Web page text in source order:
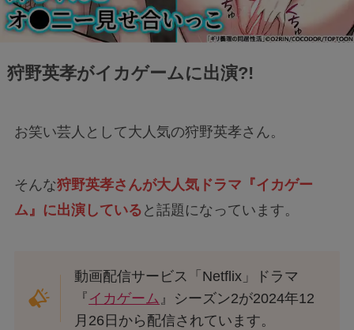
狩野英孝がイカゲームに出演?!
お笑い芸人として大人気の狩野英孝さん。
そんな狩野英孝さんが大人気ドラマ『イカゲー
ム』に出演している と話題になっています。
動画配信サービス「Netflix」ドラマ
『 イカゲーム』シーズン2が2024年12
月26日から配信されています。